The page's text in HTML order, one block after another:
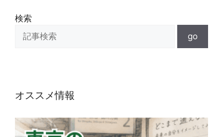
検索
go
オススメ情報